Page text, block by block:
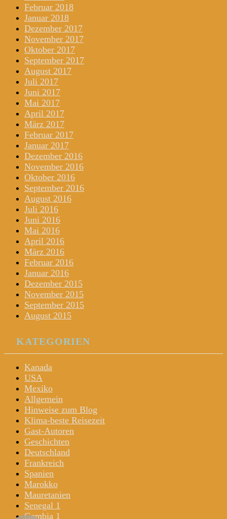
Februar 2018
Januar 2018
Dezember 2017
November 2017
Oktober 2017
September 2017
August 2017
Juli 2017
Juni 2017
Mai 2017
April 2017
März 2017
Februar 2017
Januar 2017
Dezember 2016
November 2016
Oktober 2016
September 2016
August 2016
Juli 2016
Juni 2016
Mai 2016
April 2016
März 2016
Februar 2016
Januar 2016
Dezember 2015
November 2015
September 2015
August 2015
KATEGORIEN
Kanada
USA
Mexiko
Allgemein
Hinweise zum Blog
Klima-beste Reisezeit
Gast-Autoren
Geschichten
Deutschland
Frankreich
Spanien
Marokko
Mauretanien
Senegal 1
Gambia 1